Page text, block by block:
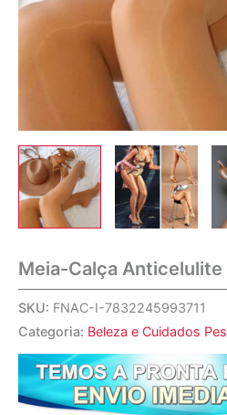
Meia-Calça Anticelulite
SKU: FNAC-I-7832245993711
Categoria: Beleza e Cuidados